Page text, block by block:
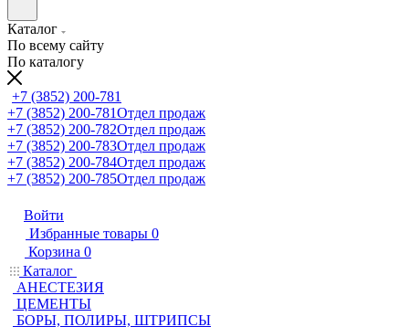
Каталог
По всему сайту
По каталогу
+7 (3852) 200-781
+7 (3852) 200-781Отдел продаж
+7 (3852) 200-782Отдел продаж
+7 (3852) 200-783Отдел продаж
+7 (3852) 200-784Отдел продаж
+7 (3852) 200-785Отдел продаж
Войти
Избранные товары 0
Корзина 0
Каталог
АНЕСТЕЗИЯ
ЦЕМЕНТЫ
БОРЫ, ПОЛИРЫ, ШТРИПСЫ